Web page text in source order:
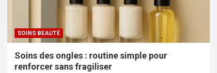
SOINS BEAUTÉ
Soins des ongles : routine simple pour
renforcer sans fragiliser